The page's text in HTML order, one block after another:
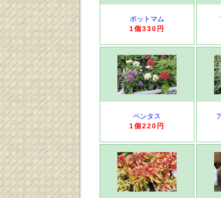
ポットマム
1個330円
ペンタス
1個220円